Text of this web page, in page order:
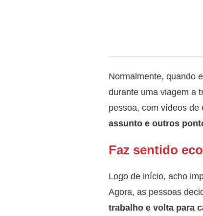
Normalmente, quando
durante uma viagem a
pessoa, com vídeos
assunto e outros
Faz sentido
Logo de início, acho
Agora, as pessoas
trabalho e volta para